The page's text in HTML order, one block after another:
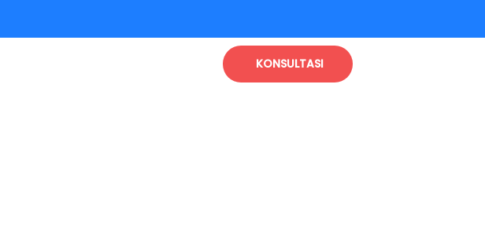
KONSULTASI